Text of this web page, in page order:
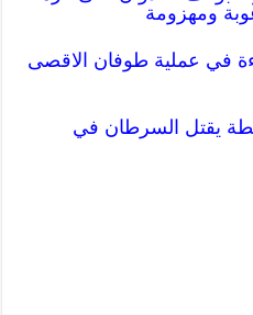
ومهزومة
في عملية طوفان الاقصى
يقتل السرطان في